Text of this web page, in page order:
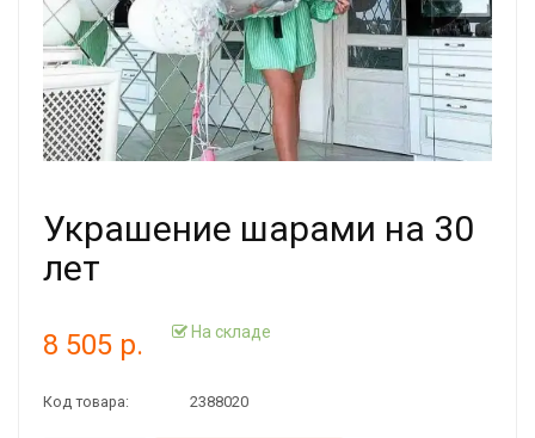
Украшение шарами на 30
лет
8 505 р. На складе
Код товара: 2388020